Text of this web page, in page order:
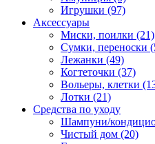
Игрушки (97)
Аксессуары
Миски, поилки (21)
Сумки, переноски
Лежанки (49)
Когтеточки (37)
Вольеры, клетки
Лотки (21)
Средства по уходу
Шампуни/
Чистый дом (20)